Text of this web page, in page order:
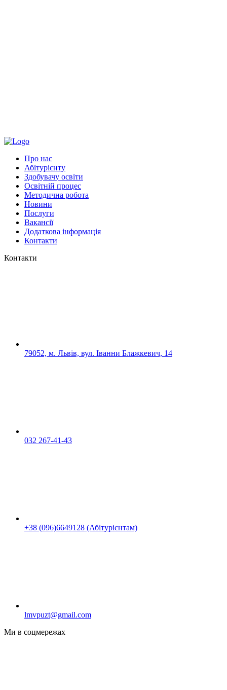
Про нас
Абітурієнту
Здобувачу освіти
Освітній процес
Методична робота
Новини
Послуги
Вакансії
Додаткова інформація
Контакти
Контакти
79052, м. Львів, вул. Іванни Блажкевич, 14
032 267-41-43
+38 (096)6649128 (Абітурієнтам)
lmvpuzt@gmail.com
Ми в соцмережах